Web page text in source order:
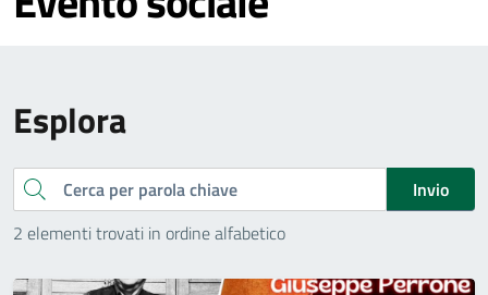
Esplora
Cerca
Invio
2 elementi trovati in ordine alfabetico